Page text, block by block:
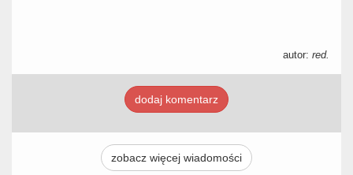
autor: red.
dodaj komentarz
zobacz więcej wiadomości